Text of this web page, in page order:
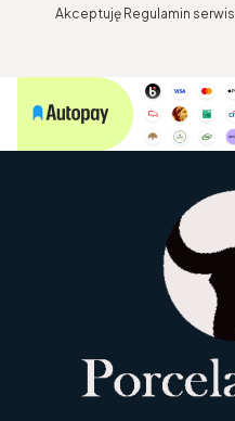
Akceptuję Regulamin